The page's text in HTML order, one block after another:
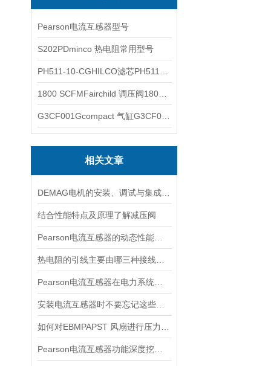
Pearson电流互感器型号
S202PDminco 热电阻常用型号
相关文章
结合性能特点及原理了解减压阀